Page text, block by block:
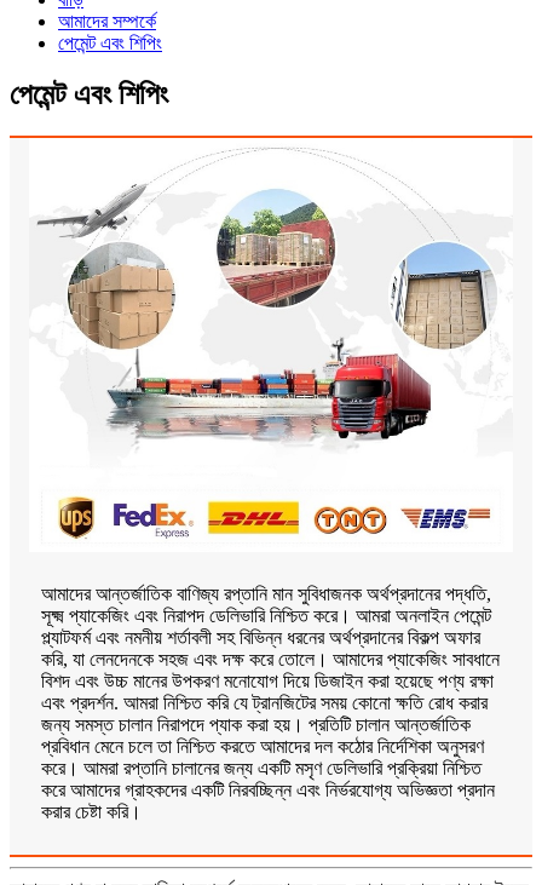
আমাদের সম্পর্কে
পেমেন্ট এবং শিপিং
পেমেন্ট এবং শিপিং
আমাদের আন্তর্জাতিক বাণিজ্য রপ্তানি মান সুবিধাজনক অর্থপ্রদানের পদ্ধতি,
সূক্ষ্ম প্যাকেজিং এবং নিরাপদ ডেলিভারি নিশ্চিত করে। আমরা অনলাইন পেমেন্ট
প্ল্যাটফর্ম এবং নমনীয় শর্তাবলী সহ বিভিন্ন ধরনের অর্থপ্রদানের বিকল্প অফার
করি, যা লেনদেনকে সহজ এবং দক্ষ করে তোলে। আমাদের প্যাকেজিং সাবধানে
বিশদ এবং উচ্চ মানের উপকরণ মনোযোগ দিয়ে ডিজাইন করা হয়েছে পণ্য রক্ষা
এবং প্রদর্শন. আমরা নিশ্চিত করি যে ট্রানজিটের সময় কোনো ক্ষতি রোধ করার
জন্য সমস্ত চালান নিরাপদে প্যাক করা হয়। প্রতিটি চালান আন্তর্জাতিক
প্রবিধান মেনে চলে তা নিশ্চিত করতে আমাদের দল কঠোর নির্দেশিকা অনুসরণ
করে। আমরা রপ্তানি চালানের জন্য একটি মসৃণ ডেলিভারি প্রক্রিয়া নিশ্চিত
করে আমাদের গ্রাহকদের একটি নিরবচ্ছিন্ন এবং নির্ভরযোগ্য অভিজ্ঞতা প্রদান
করার চেষ্টা করি।